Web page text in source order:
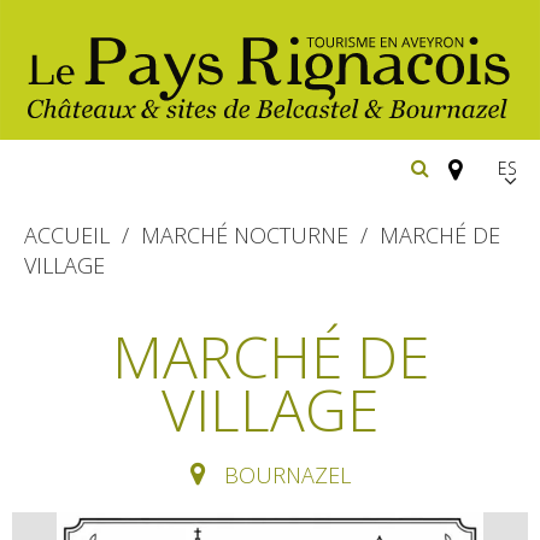
imprescindibles
Belcastel: pueblo y castillo
Bournazel: pueblo y castillo
naturales
Senderismo
Cicloturismo
de vacaciones
Restaurantes
ACCUEIL MARCHÉ NOCTURNE
MARCHÉ DE
VILLAGE
MARCHÉ DE
VILLAGE
BOURNAZEL